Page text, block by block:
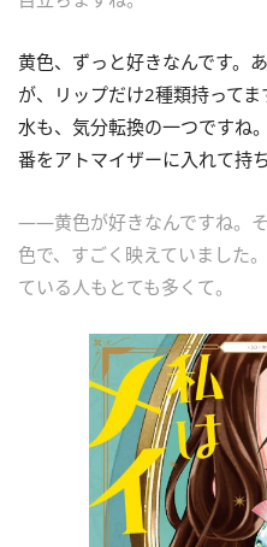
黄色、ずっと好きなんです。
が、リップだけ2種類持って
水も、気分転換の一つですね
番をアトマイザーに入れて持ち
――黄色が好きなんですね。
色で、すごく映えていました
ている人もとても多くて。